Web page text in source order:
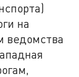
на
ведомства